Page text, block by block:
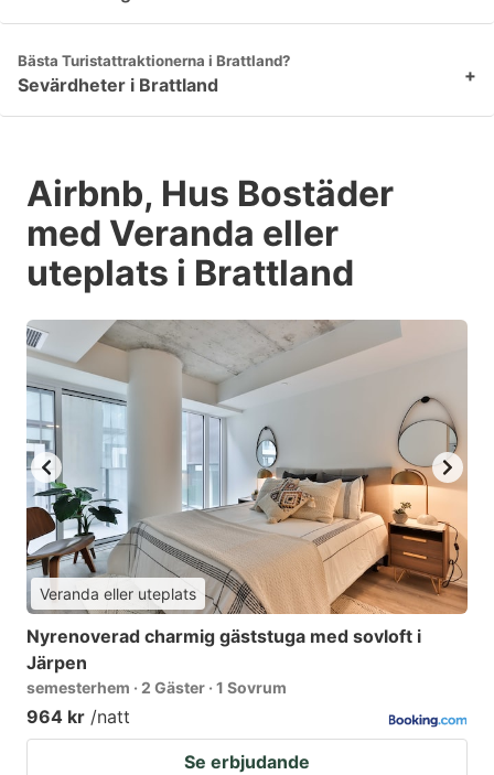
Bästa Turistattraktionerna i Brattland?
Sevärdheter i Brattland +
Airbnb, Hus Bostäder
med Veranda eller
uteplats i Brattland
Veranda eller uteplats
Nyrenoverad charmig gäststuga med sovloft i
Järpen
semesterhem · 2 Gäster · 1 Sovrum
964 kr /natt
Se erbjudande